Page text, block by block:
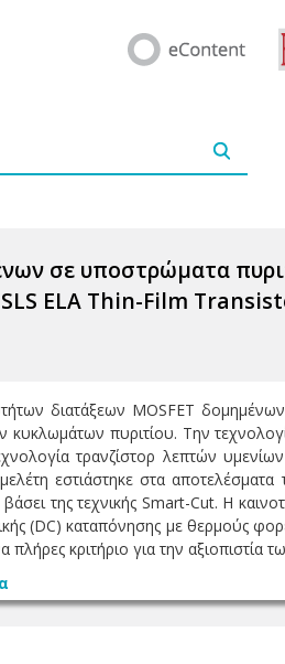
σε υποστρώματα
ELA Thin-Film
διατάξεων MOSFET
πυριτίου. Την
τρανζίστορ λεπτών
εστιάστηκε στα αποτελέσματα
της τεχνικής Smart-Cut. Η
(DC) καταπόνησης με θερμούς
κριτήριο για την αξιοπιστία